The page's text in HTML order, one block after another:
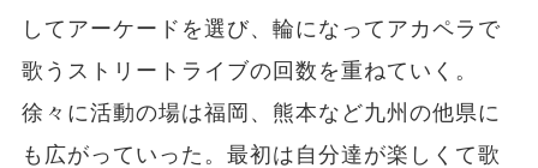
してアーケードを選び、輪になってアカペラで
歌うストリートライブの回数を重ねていく。
徐々に活動の場は福岡、熊本など九州の他県に
も広がっていった。最初は自分達が楽しくて歌